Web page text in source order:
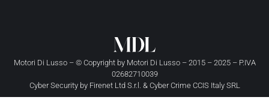
Motori Di Lusso – © Copyright by Motori Di Lusso– 2015 – 2025 – P.IVA
02682710039
Cyber Security by Firenet Ltd S.r.l. & Cyber Crime CCIS Italy SRL